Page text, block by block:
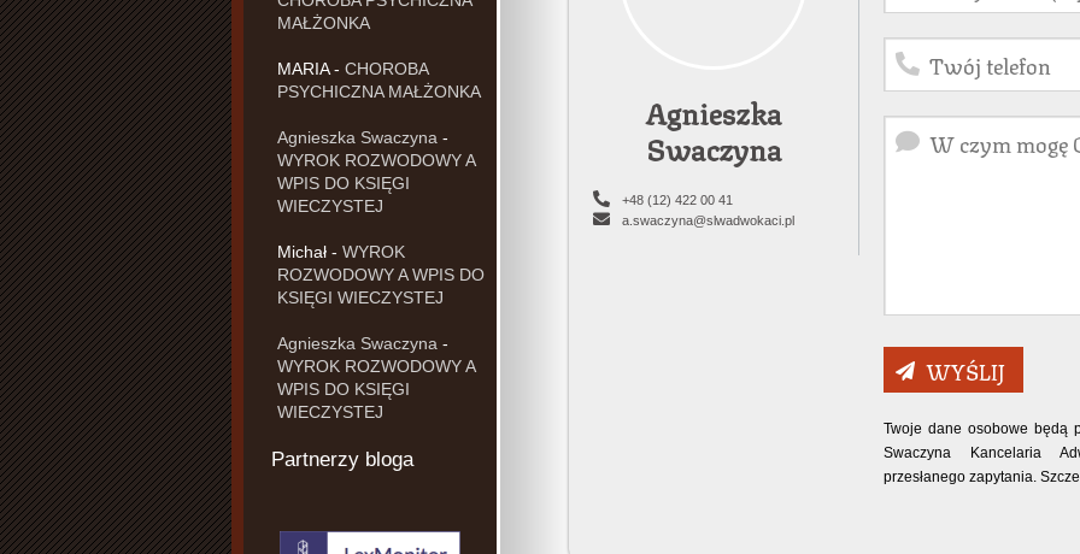
Agnieszka
Swaczyna
+48 (12) 422 00 41
a.swaczyna@slwadwokaci.pl
Twoje dane osobowe będą
Swaczyna Kancelaria
przesłanego zapytania.
MAŁŻONKA
MARIA- CHOROBA
PSYCHICZNA MAŁŻONKA
Agnieszka Swaczyna -
WYROK ROZWODOWY A
WPIS DO KSIĘGI
WIECZYSTEJ
Michał - WYROK
ROZWODOWY A WPIS DO
KSIĘGI WIECZYSTEJ
Agnieszka Swaczyna -
WYROK ROZWODOWY A
WPIS DO KSIĘGI
WIECZYSTEJ
Partnerzy bloga